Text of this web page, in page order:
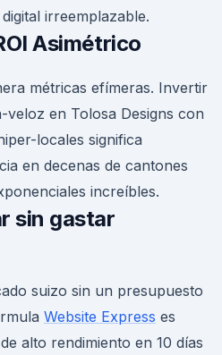
irreemplazable.
Asimétrico
métricas efímeras. Invertir
en Tolosa Designs con
locales significa
en decenas de cantones
increíbles.
sin gastar
suizo sin un presupuesto
Website Express es
alto rendimiento en 10 días